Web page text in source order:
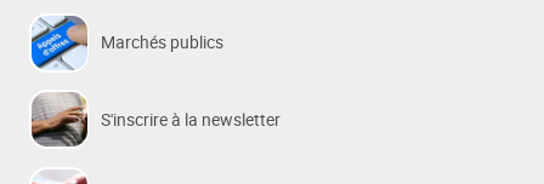
Marchés publics
S'inscrire à la newsletter